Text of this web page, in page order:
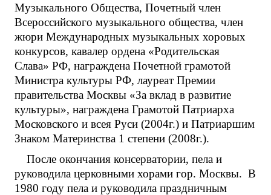
Музыкального Общества, Почетный член
Всероссийского музыкального общества, член
жюри Международных музыкальных хоровых
конкурсов, кавалер ордена «Родительская
Слава» РФ, награждена Почетной грамотой
Министра культуры РФ, лауреат Премии
правительства Москвы «За вклад в развитие
культуры», награждена Грамотой Патриарха
Московского и всея Руси (2004г.) и Патриаршим
Знаком Материнства 1 степени (2008г.).
После окончания консерватории, пела и
руководила церковными хорами гор. Москвы. В
1980 году пела и руководила праздничным